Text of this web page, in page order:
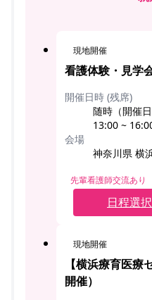
現地開催
看護体験・見学
開催日時 (残席)
随時（開催
13:00 ~
会場
神奈川県 横
先輩看護師交流あり
日程選
現地開催
【横浜療育医
開催）